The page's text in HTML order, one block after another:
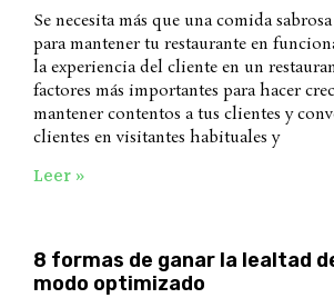
Se necesita más que una comida
para mantener tu restaurante en
la experiencia del cliente en un
factores más importantes para hacer
mantener contentos a tus clientes y
clientes en visitantes habituales y
Leer »
8 formas de ganar la lealtad
modo optimizado